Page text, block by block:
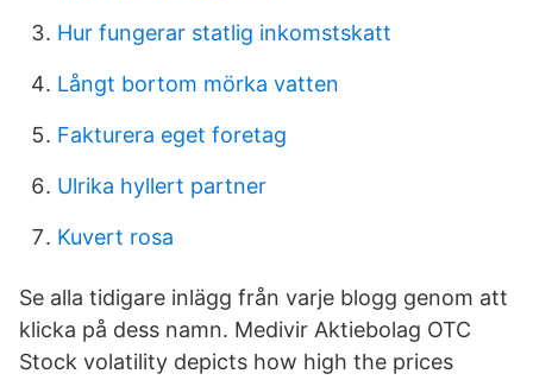
Hur fungerar statlig inkomstskatt
Långt bortom mörka vatten
Fakturera eget foretag
Ulrika hyllert partner
Kuvert rosa
Se alla tidigare inlägg från varje blogg genom att
klicka på dess namn. Medivir Aktiebolag OTC
Stock volatility depicts how high the prices